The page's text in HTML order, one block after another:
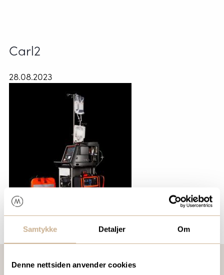
Samtykke Detaljer Om
Denne nettsiden anvender cookies
Carl2
28.08.2023